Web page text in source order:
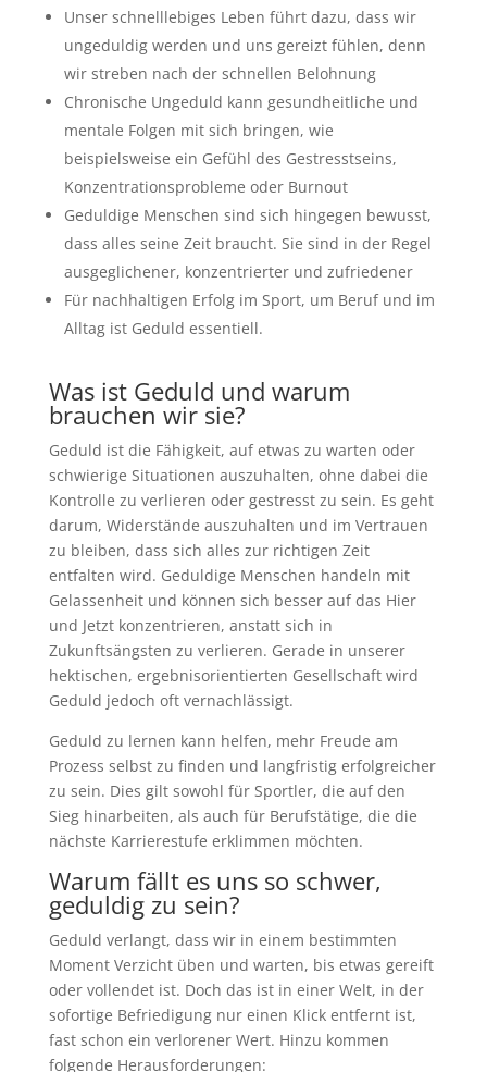
Unser schnelllebiges Leben führt dazu, dass wir
ungeduldig werden und uns gereizt fühlen, denn
wir streben nach der schnellen Belohnung
Chronische Ungeduld kann gesundheitliche und
mentale Folgen mit sich bringen, wie
beispielsweise ein Gefühl des Gestresstseins,
Konzentrationsprobleme oder Burnout
Geduldige Menschen sind sich hingegen bewusst,
dass alles seine Zeit braucht. Sie sind in der Regel
ausgeglichener, konzentrierter und zufriedener
Für nachhaltigen Erfolg im Sport, um Beruf und im
Alltag ist Geduld essentiell.
Was ist Geduld und warum
brauchen wir sie?
Geduld ist die Fähigkeit, auf etwas zu warten oder
schwierige Situationen auszuhalten, ohne dabei die
Kontrolle zu verlieren oder gestresst zu sein. Es geht
darum, Widerstände auszuhalten und im Vertrauen
zu bleiben, dass sich alles zur richtigen Zeit
entfalten wird. Geduldige Menschen handeln mit
Gelassenheit und können sich besser auf das Hier
und Jetzt konzentrieren, anstatt sich in
Zukunftsängsten zu verlieren. Gerade in unserer
hektischen, ergebnisorientierten Gesellschaft wird
Geduld jedoch oft vernachlässigt.
Geduld zu lernen kann helfen, mehr Freude am
Prozess selbst zu finden und langfristig erfolgreicher
zu sein. Dies gilt sowohl für Sportler, die auf den
Sieg hinarbeiten, als auch für Berufstätige, die die
nächste Karrierestufe erklimmen möchten.
Warum fällt es uns so schwer,
geduldig zu sein?
Geduld verlangt, dass wir in einem bestimmten
Moment Verzicht üben und warten, bis etwas gereift
oder vollendet ist. Doch das ist in einer Welt, in der
sofortige Befriedigung nur einen Klick entfernt ist,
fast schon ein verlorener Wert. Hinzu kommen
folgende Herausforderungen: